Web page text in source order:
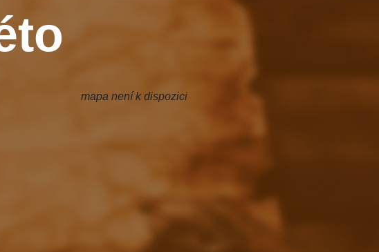
mapa není k dispozici